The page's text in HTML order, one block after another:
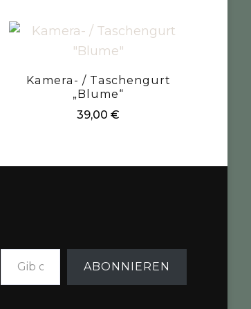
Kamera- / Taschengurt
„Blume“
39,00€
Gib deine E-Mail-Adresse ein ...
ABONNIEREN